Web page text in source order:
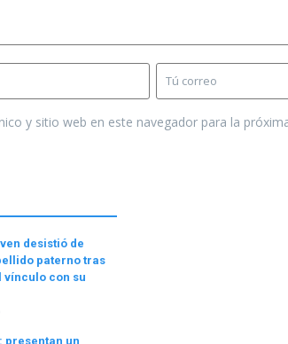
y sitio web en este navegador para la
desistió de
paterno tras
con su
presentan un